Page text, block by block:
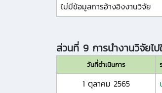
ไม่มีข้อมูลการอ้างอิงงานวิจัย
ส่วนที่ 9 การนำงานวิจัยไป
วันที่ดำเนินการ
1 ตุลาคม 2565